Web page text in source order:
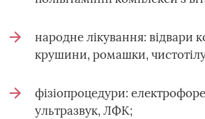
народне лікування: відвари
крушини, ромашки,
фізіопроцедури:
ультразвук, ЛФК;